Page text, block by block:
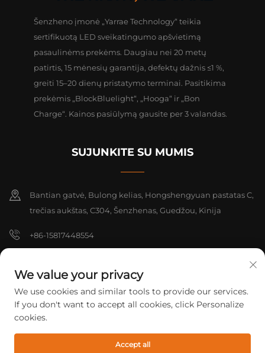
Šenzheno įmonė „Yarrae Technology“ teikia
sertifikuotą LED sveikatingumo apšvietimą
pasaulinėms prekėms. Daugiau nei 20 metų
patirtis, 15 mėnesių garantija, defektų dažnis ≤1 %,
greiti 15–20 dienų pristatymo terminai. Pasitikima
prekėmis „BlockBluelight“, „Hooga“ ir „Bon
Charge“. Kainos pasiūlymą gausite per 3 valandas.
SUJUNKITE SU MUMIS
Bantian gatvė, Bulong kelias, Hongshengyuan pastatas C,
trečias aukštas, C304, Šenzhenas, Guedžou, Kinija
+86-15817448554
Autorių teisės © 2026 Shenzhen Yarrae Technology Co., Ltd. Beijing.
Visos teisės saugomos. Privatumo politika
We value your privacy
We use cookies and similar tools to provide our services.
If you don't want to accept all cookies, click Personalize
cookies.
Accept all